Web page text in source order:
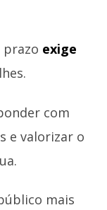
prazo exige
com
e valorizar o
mais